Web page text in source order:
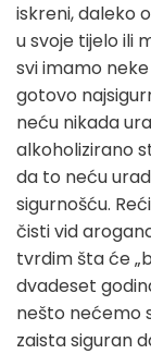
iskreni, daleko
u svoje tijelo ili
svi imamo
gotovo
neću nikada
alkoholizirano
da to neću
sigurnošću.
čisti vid
tvrdim šta će
dvadeset
nešto nećemo
zaista siguran